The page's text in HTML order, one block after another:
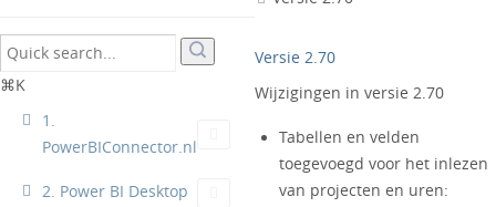
⌘K
1.
PowerBIConnector.nl
2. Power BI Desktop
Versie 2.70
Wijzigingen in versie 2.70
Tabellen en velden
toegevoegd voor het inlezen
van projecten en uren: